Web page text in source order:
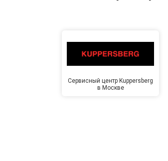
Сервисный центр Kuppersberg
в Москве